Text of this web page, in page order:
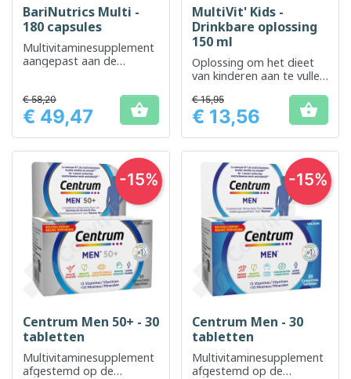
BariNutrics Multi -
180 capsules
Multivitaminesupplement
aangepast aan de
bariatrische chirurgie.
Prijs
€ 58,20
€ 49,47 
MultiVit' Kids -
Drinkbare oplossing
150 ml
Oplossing om het dieet
van kinderen aan te vullen
Prijs
€ 15,95
€ 13,56 
Centrum Men 50+ - 30
tabletten
Multivitaminesupplement
afgestemd op de
-15%
Centrum Men - 30
tabletten
Multivitaminesupplement
afgestemd op de
-15%